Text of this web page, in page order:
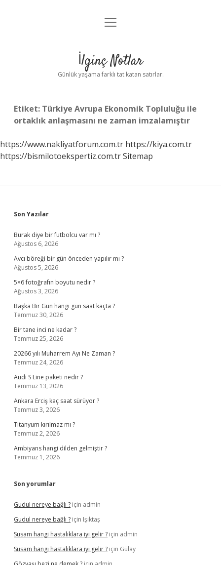
Anasayfa
Yasal Uyarı
menüyü
İlginç Notlar
Günlük yaşama farklı tat katan satırlar.
Etiket: Türkiye Avrupa Ekonomik Topluluğu ile
ortaklık anlaşmasını ne zaman imzalamıştır
https://www.nakliyatforum.com.tr https://kiya.com.tr
https://bismilotoekspertiz.com.trSitemap
Sidebar
Son Yazılar
Burak diye bir futbolcu var mı ?
Ağustos 6, 2026
Avcı böreği bir gün önceden yapılır mı ?
Ağustos 5, 2026
5×6 fotoğrafın boyutu nedir ?
Ağustos 3, 2026
Başka Bir Gün hangi gün saat kaçta ?
Temmuz 30, 2026
Bir tane inci ne kadar ?
Temmuz 25, 2026
20266 yılı Muharrem Ayı Ne Zaman ?
Temmuz 24, 2026
Audi S Line paketi nedir ?
Temmuz 13, 2026
Ankara Erciş kaç saat sürüyor ?
Temmuz 3, 2026
Titanyum kırılmaz mı ?
Temmuz 2, 2026
Ambiyans hangi dilden gelmiştir ?
Temmuz 1, 2026
Son yorumlar
Gudul nereye bağlı ? için admin
Gudul nereye bağlı ? için Işıktaş
Susam hangi hastalıklara iyi gelir ? için admin
Susam hangi hastalıklara iyi gelir ? için Gülay